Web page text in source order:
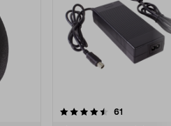
61
4.5 av 5 stjärnor